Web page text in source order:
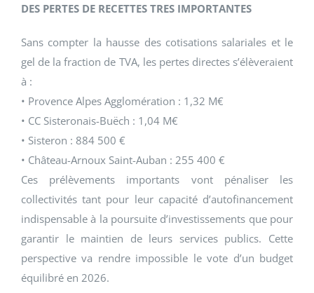
DES PERTES DE RECETTES TRES IMPORTANTES
Sans compter la hausse des cotisations salariales et le
gel de la fraction de TVA, les pertes directes s’élèveraient
à :
• Provence Alpes Agglomération : 1,32 M€
• CC Sisteronais-Buëch : 1,04 M€
• Sisteron : 884 500 €
• Château-Arnoux Saint-Auban : 255 400 €
Ces prélèvements importants vont pénaliser les
collectivités tant pour leur capacité d’autofinancement
indispensable à la poursuite d’investissements que pour
garantir le maintien de leurs services publics. Cette
perspective va rendre impossible le vote d’un budget
équilibré en 2026.